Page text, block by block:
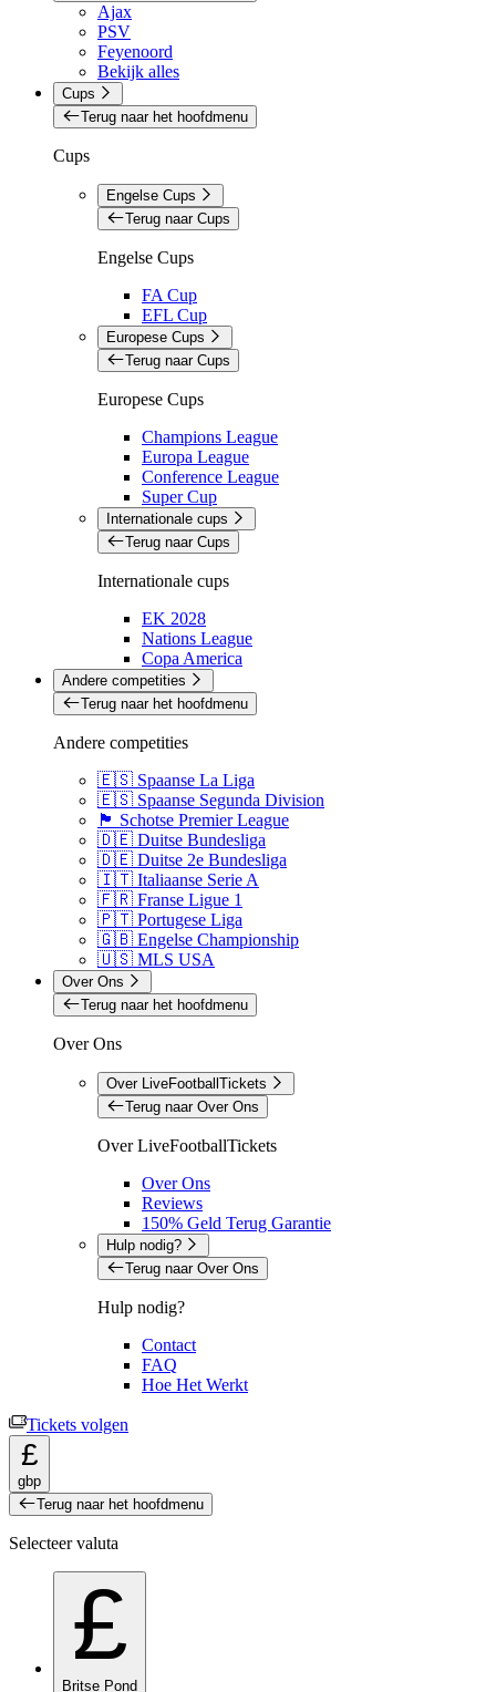
Ajax
PSV
Feyenoord
Bekijk alles
Cups
Terug naar het hoofdmenu
Cups
Engelse Cups
Terug naar Cups
Engelse Cups
FA Cup
EFL Cup
Europese Cups
Terug naar Cups
Europese Cups
Champions League
Europa League
Conference League
Super Cup
Internationale cups
Terug naar Cups
Internationale cups
EK 2028
Nations League
Copa America
Andere competities
Terug naar het hoofdmenu
Andere competities
🇪🇸 Spaanse La Liga
🇪🇸 Spaanse Segunda Division
🏴󠁧󠁢󠁳󠁣󠁴󠁿 Schotse Premier League
🇩🇪 Duitse Bundesliga
🇩🇪 Duitse 2e Bundesliga
🇮🇹 Italiaanse Serie A
🇫🇷 Franse Ligue 1
🇵🇹 Portugese Liga
🇬🇧 Engelse Championship
🇺🇸 MLS USA
Over Ons
Terug naar het hoofdmenu
Over Ons
Over LiveFootballTickets
Terug naar Over Ons
Over LiveFootballTickets
Over Ons
Reviews
150% Geld Terug Garantie
Hulp nodig?
Terug naar Over Ons
Hulp nodig?
Contact
FAQ
Hoe Het Werkt
Tickets volgen
£
gbp
Terug naar het hoofdmenu
Selecteer valuta
£
Britse Pond